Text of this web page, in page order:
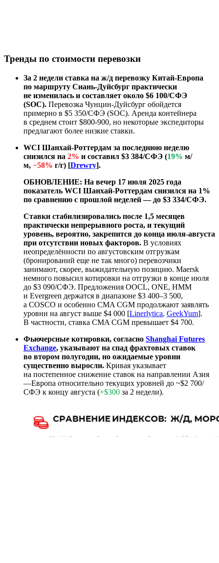
Тренды по стоимости перевозки
За 2 недели ставка на ж/д перевозку Китай-Европа
по маршруту Сиань-Дуйсбург практически
не изменилась и составляет около $6 100/СФЭ
(SOC). Перевозка Чунцин-Дуйсбург обойдется
примерно в $5 350/СФЭ (SOC). Аренда контейнера
в среднем стоит $800-900, но некоторые экспедиторы
предлагают более низкие ставки.
WCI Шанхай-Роттердам за последнюю неделю
снизился на 2% и составил $3 384/СФЭ (19% м/
м, −58% г/г) [Drewry].
ОБНОВЛЕНИЕ: На вечер 17 июля 2025 года
показатель WCI Шанхай-Роттердам снизился на 1%
по сравнению с прошлой неделей — до $3 334/СФЭ.
Ставки стабилизировались после 1,5 месяцев
практически непрерывного роста, и текущий
уровень, вероятно, закрепится до конца июля-августа
при отсутствии новых факторов. В условиях
неопределённости по августовским отгрузкам
(бронирований еще не так много) перевозчики
занимают, скорее, выжидательную позицию. Maersk
немного повысил котировки на отгрузки в конце июля
до $3 090/СФЭ. Предложения OOCL, ONE, HMM
и Evergreen держатся в диапазоне $3 400–3 500,
а COSCO и особенно CMA CGM продолжают заявлять
уровни на август выше $4 000 [Linerlytica, GeekYum].
В частности, ставка CMA CGM превышает $4 700.
Фьючерсные котировки, согласно Shanghai Futures
Exchange, указывают на спад фрахтовых ставок
во втором полугодии, но ожидаемые уровни
существенно выросли. Кривая указывает
на постепенное снижение ставок на направлении Азия
—Европа относительно текущих уровней до ~$2 700/
СФЭ к концу августа (+$300 за 2 недели).